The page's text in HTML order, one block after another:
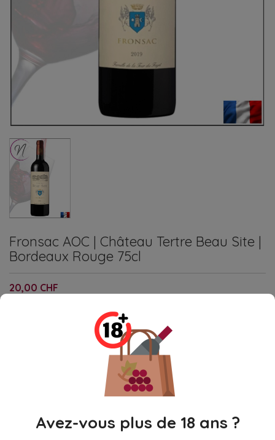
Avez-vous plus de 18 ans ?
Fronsac AOC | Château Tertre Beau Site |
Bordeaux Rouge 75cl
20,00 CHF
Ajouter Au Panier
Partager